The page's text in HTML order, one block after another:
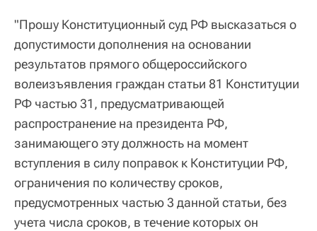
"Прошу Конституционный cуд РФ высказаться о
допустимости дополнения на основании
результатов прямого общероссийского
волеизъявления граждан статьи 81 Конституции
РФ частью 31, предусматривающей
распространение на президента РФ,
занимающего эту должность на момент
вступления в силу поправок к Конституции РФ,
ограничения по количеству сроков,
предусмотренных частью 3 данной статьи, без
учета числа сроков, в течение которых он